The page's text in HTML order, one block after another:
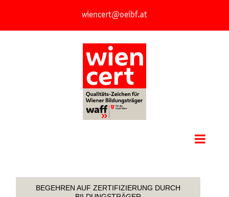
content
wiencert@oeibf.at
BEGEHREN AUF ZERTIFIZIERUNG DURCH